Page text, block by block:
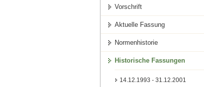
Vorschrift
Aktuelle Fassung
Normenhistorie
Historische Fassungen
14.12.1993 - 31.12.2001